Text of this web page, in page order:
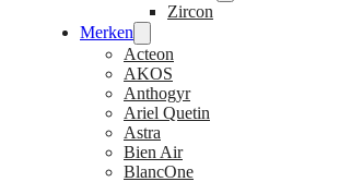
Zircon
Merken
Acteon
AKOS
Anthogyr
Ariel Quetin
Astra
Bien Air
BlancOne